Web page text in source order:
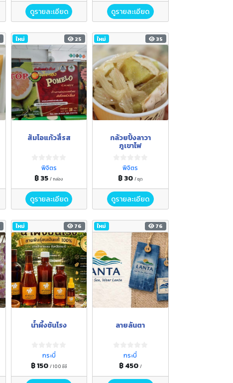
ดูรายละเอียด ดูรายละเอียด
ใหม่ 25
ส้มโอแก้วสี่รส
พิจิตร
฿ 35/ กล่อง
ดูรายละเอียด
ใหม่ 35
กล้วยปิ้งลาวา
ภูเขาไฟ
พิจิตร
฿ 30 / ชุด
ดูรายละเอียด
ใหม่ 76
น้ำผึ้งชันโรง
กระบี่
฿ 150 / 100 ซีซี
ใหม่ 76
ลายลันตา
กระบี่
฿ 450 /